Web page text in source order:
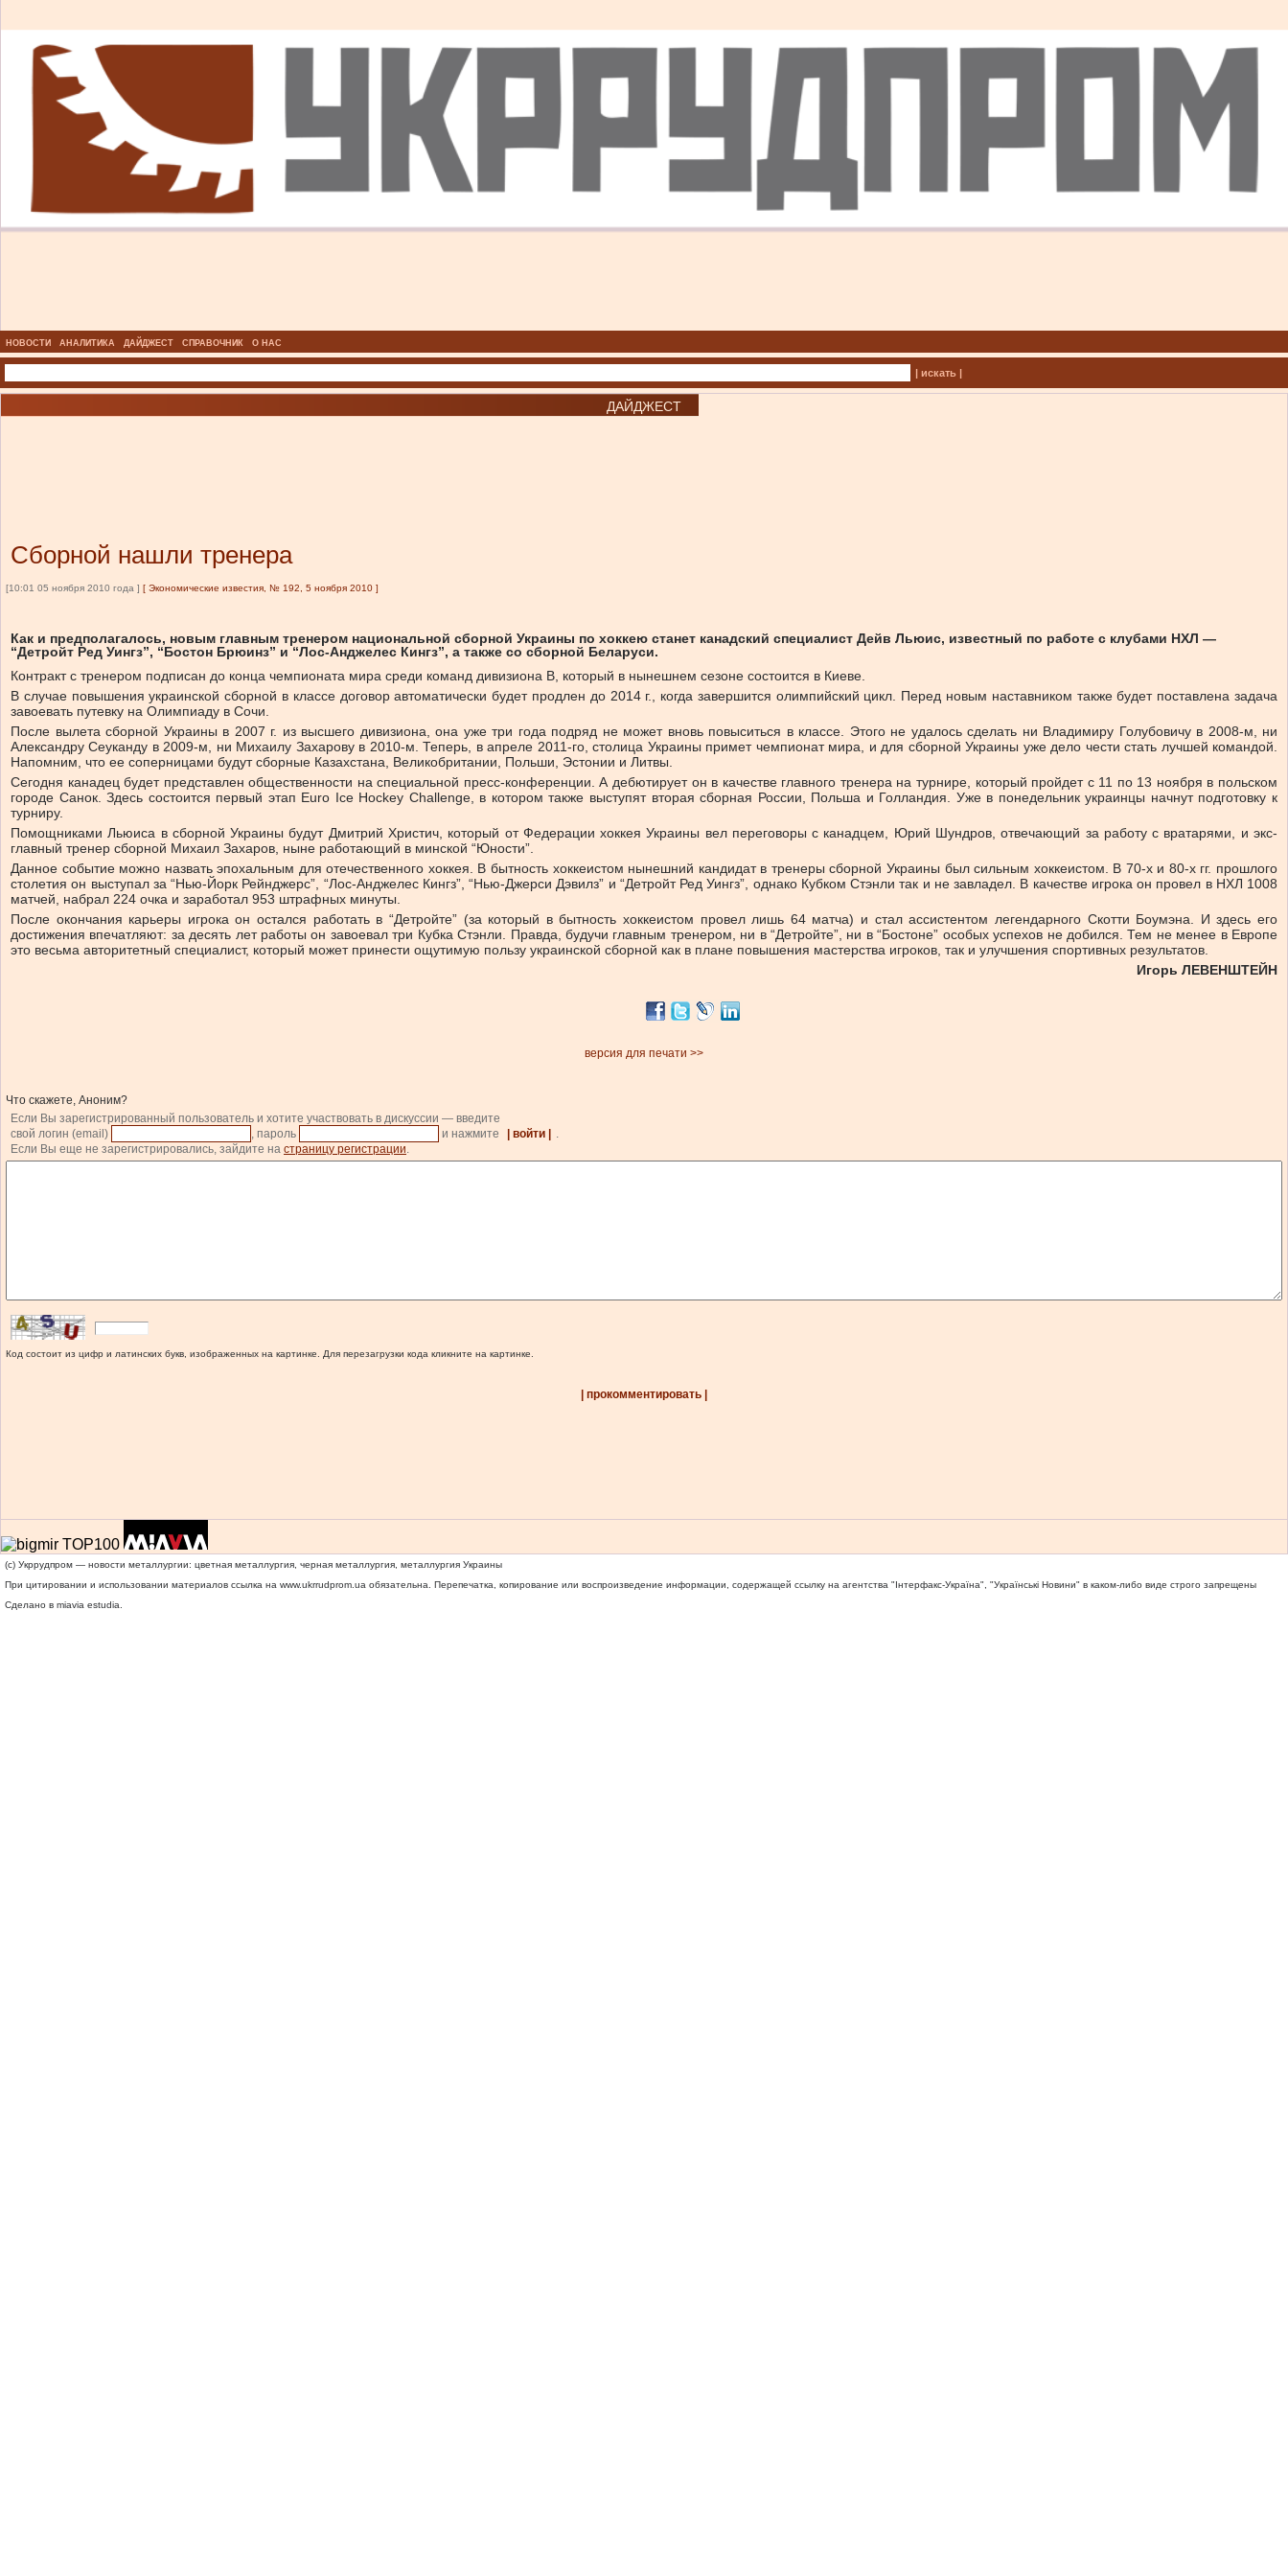
НОВОСТИ АНАЛИТИКА ДАЙДЖЕСТ СПРАВОЧНИК О НАС
| искать |
ДАЙДЖЕСТ
Сборной нашли тренера
[10:01 05 ноября 2010 года ] [ Экономические известия, № 192, 5 ноября 2010 ]
Как и предполагалось, новым главным тренером национальной сборной Украины по хоккею станет канадский специалист Дейв Льюис, известный по работе с клубами НХЛ —
“Детройт Ред Уингз”, “Бостон Брюинз” и “Лос-Анджелес Кингз”, а также со сборной Беларуси.
Контракт с тренером подписан до конца чемпионата мира среди команд дивизиона В, который в нынешнем сезоне состоится в Киеве.
В случае повышения украинской сборной в классе договор автоматически будет продлен до 2014 г., когда завершится олимпийский цикл. Перед новым наставником также будет поставлена задача
завоевать путевку на Олимпиаду в Сочи.
После вылета сборной Украины в 2007 г. из высшего дивизиона, она уже три года подряд не может вновь повыситься в классе. Этого не удалось сделать ни Владимиру Голубовичу в 2008-м, ни
Александру Сеуканду в 2009-м, ни Михаилу Захарову в 2010-м. Теперь, в апреле 2011-го, столица Украины примет чемпионат мира, и для сборной Украины уже дело чести стать лучшей командой.
Напомним, что ее соперницами будут сборные Казахстана, Великобритании, Польши, Эстонии и Литвы.
Сегодня канадец будет представлен общественности на специальной пресс-конференции. А дебютирует он в качестве главного тренера на турнире, который пройдет с 11 по 13 ноября в польском
городе Санок. Здесь состоится первый этап Euro Ice Hockey Challenge, в котором также выступят вторая сборная России, Польша и Голландия. Уже в понедельник украинцы начнут подготовку к
турниру.
Помощниками Льюиса в сборной Украины будут Дмитрий Христич, который от Федерации хоккея Украины вел переговоры с канадцем, Юрий Шундров, отвечающий за работу с вратарями, и экс-
главный тренер сборной Михаил Захаров, ныне работающий в минской “Юности”.
Данное событие можно назвать эпохальным для отечественного хоккея. В бытность хоккеистом нынешний кандидат в тренеры сборной Украины был сильным хоккеистом. В 70-х и 80-х гг. прошлого
столетия он выступал за “Нью-Йорк Рейнджерс”, “Лос-Анджелес Кингз”, “Нью-Джерси Дэвилз” и “Детройт Ред Уингз”, однако Кубком Стэнли так и не завладел. В качестве игрока он провел в НХЛ 1008
матчей, набрал 224 очка и заработал 953 штрафных минуты.
После окончания карьеры игрока он остался работать в “Детройте” (за который в бытность хоккеистом провел лишь 64 матча) и стал ассистентом легендарного Скотти Боумэна. И здесь его
достижения впечатляют: за десять лет работы он завоевал три Кубка Стэнли. Правда, будучи главным тренером, ни в “Детройте”, ни в “Бостоне” особых успехов не добился. Тем не менее в Европе
это весьма авторитетный специалист, который может принести ощутимую пользу украинской сборной как в плане повышения мастерства игроков, так и улучшения спортивных результатов.
Игорь ЛЕВЕНШТЕЙН
версия для печати >>
Что скажете, Аноним?
Если Вы зарегистрированный пользователь и хотите участвовать в дискуссии — введите
свой логин (email)
, пароль и нажмите | войти |
.
Если Вы еще не зарегистрировались, зайдите на страницу регистрации.
Код состоит из цифр и латинских букв, изображенных на картинке. Для перезагрузки кода кликните на картинке.
| прокомментировать |
(c) Укррудпром — новости металлургии: цветная металлургия, черная металлургия, металлургия Украины
При цитировании и использовании материалов ссылка на www.ukrrudprom.ua обязательна. Перепечатка, копирование или воспроизведение информации, содержащей ссылку на агентства "Iнтерфакс-Україна", "Українськi Новини" в каком-либо виде строго запрещены
Сделано в miavia estudia.